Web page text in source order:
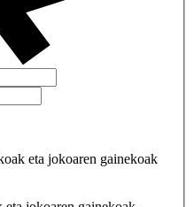
eta jokoaren gainekoak